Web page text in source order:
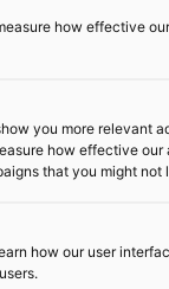
how effective
you more relevant
how effective our
that you might not
how our user